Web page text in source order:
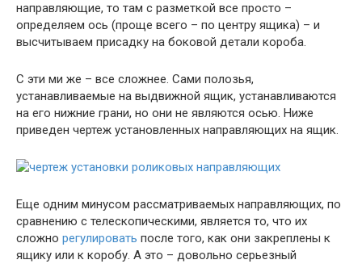
направляющие, то там с разметкой все просто –
определяем ось (проще всего – по центру ящика) – и
высчитываем присадку на боковой детали короба.
С эти ми же – все сложнее. Сами полозья,
устанавливаемые на выдвижной ящик, устанавливаются
на его нижние грани, но они не являются осью. Ниже
приведен чертеж установленных направляющих на ящик.
Еще одним минусом рассматриваемых направляющих, по
сравнению с телескопическими, является то, что их
сложно регулировать после того, как они закреплены к
ящику или к коробу. А это – довольно серьезный